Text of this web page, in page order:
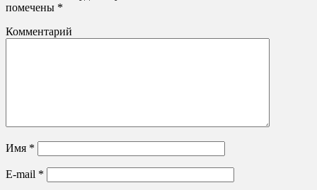
помечены *
Комментарий
Имя *
E-mail *